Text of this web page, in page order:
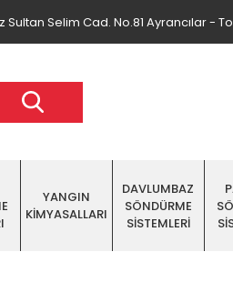
Sultan Selim Cad. No.81 Ayrancılar -
YANGIN
KİMYASALLARI
DAVLUMBAZ
SÖNDÜRME
SİSTEMLERİ